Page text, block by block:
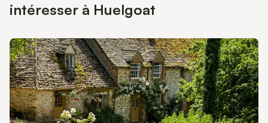
intéresser à Huelgoat